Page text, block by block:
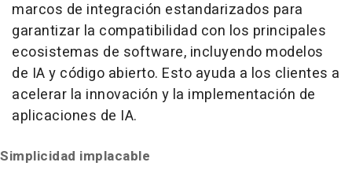
marcos de integración estandarizados para
garantizar la compatibilidad con los principales
ecosistemas de software, incluyendo modelos
de IA y código abierto. Esto ayuda a los clientes a
acelerar la innovación y la implementación de
aplicaciones de IA.
Simplicidad implacable